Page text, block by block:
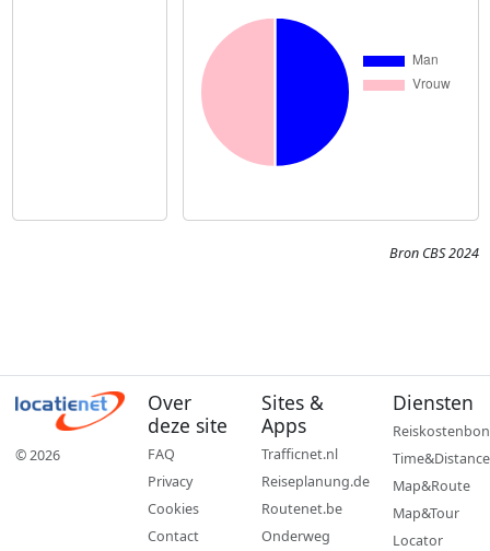
Bron CBS 2024
© 2026
Over
deze site
FAQ
Privacy
Cookies
Contact
Sites &
Apps
Trafficnet.nl
Reiseplanung.de
Routenet.be
Onderweg
Diensten
Reiskostenbon
Time&Distance
Map&Route
Map&Tour
Locator